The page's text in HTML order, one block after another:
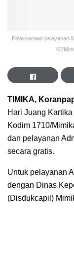
Pelaksanaan pelayanan
02/
TIMIKA,
Hari Juang
Kodim 1710/
dan pelayanan
secara gratis.
Untuk pelayanan
dengan Dinas
(Disdukcapil)